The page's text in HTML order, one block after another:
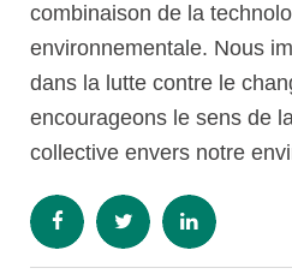
combinaison de la
environnementale. Nous
dans la lutte contre le
encourageons le sens de
collective envers notre